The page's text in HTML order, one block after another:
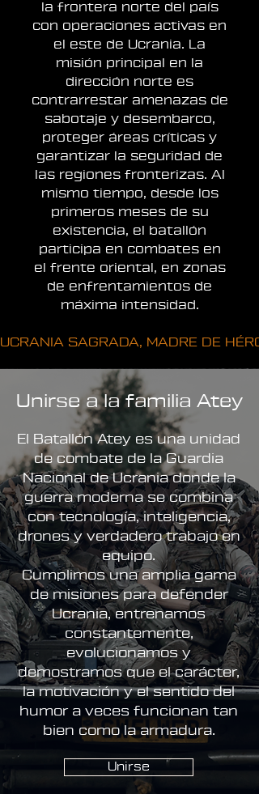
la frontera norte del país
con operaciones activas en
el este de Ucrania. La
misión principal en la
dirección norte es
contrarrestar amenazas de
sabotaje y desembarco,
proteger áreas críticas y
garantizar la seguridad de
las regiones fronterizas. Al
mismo tiempo, desde los
primeros meses de su
existencia, el batallón
participa en combates en
el frente oriental, en zonas
de enfrentamientos de
máxima intensidad.
UCRANIA SAGRADA, MADRE DE
Unirse a la familia Atey
El Batallón Atey es una unidad
de combate de la Guardia
Nacional de Ucrania donde la
guerra moderna se combina
con tecnología, inteligencia,
drones y verdadero trabajo en
equipo.
Cumplimos una amplia gama
de misiones para defender
Ucrania, entrenamos
constantemente,
evolucionamos y
demostramos que el carácter,
la motivación y el sentido del
humor a veces funcionan tan
bien como la armadura.
Unirse